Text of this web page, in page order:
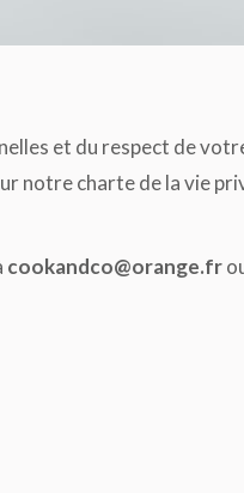
et du respect de
notre charte de la vie
cookandco@orange.fr